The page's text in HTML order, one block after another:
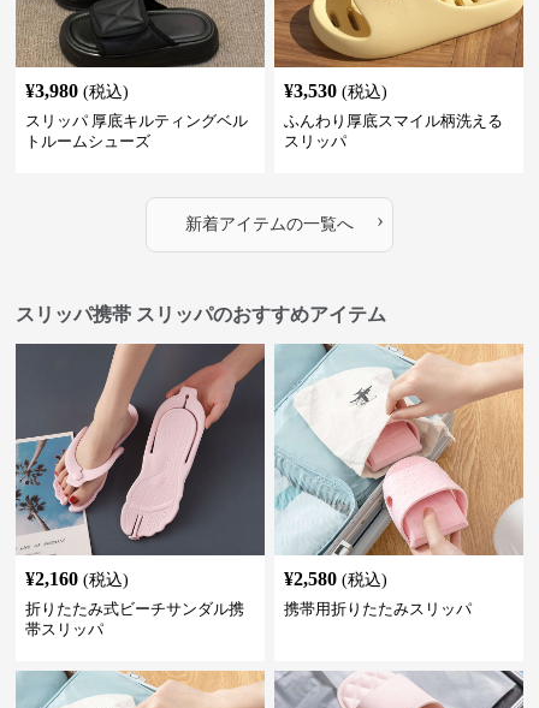
¥3,980 (税込)
スリッパ 厚底キルティングベル
トルームシューズ
¥3,530 (税込)
ふんわり厚底スマイル柄洗える
スリッパ
新着アイテムの一覧へ ›
スリッパ携帯 スリッパのおすすめアイテム
¥2,160 (税込)
折りたたみ式ビーチサンダル携
帯スリッパ
¥2,580 (税込)
携帯用折りたたみスリッパ